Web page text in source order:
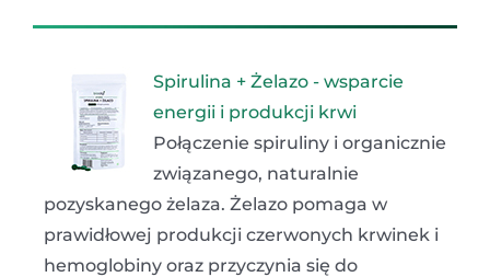
Spirulina + Żelazo - wsparcie
energii i produkcji krwi
Połączenie spiruliny i organicznie
związanego, naturalnie
pozyskanego żelaza. Żelazo pomaga w
prawidłowej produkcji czerwonych krwinek i
hemoglobiny oraz przyczynia się do